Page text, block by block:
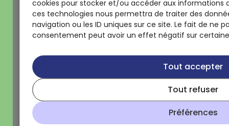
cookies pour stocker et/ou accéder aux informations
ces technologies nous permettra de traiter des
navigation ou les ID uniques sur ce site. Le fait de ne
consentement peut avoir un effet négatif sur
Tout accepter
Tout refuser
Préférences